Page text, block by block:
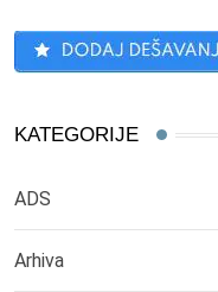
KATEGORIJE
ADS
Arhiva